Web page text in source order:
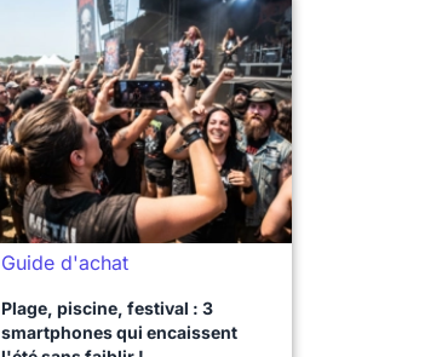
Guide d'achat
Plage, piscine, festival : 3
smartphones qui encaissent